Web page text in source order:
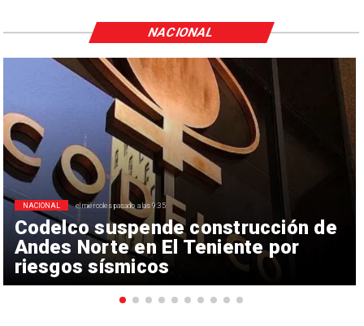
Codelco suspende construcción de
Andes Norte en El Teniente por
riesgos sísmicos
NACIONAL el miércoles pasado a las 9:35
NACIONAL